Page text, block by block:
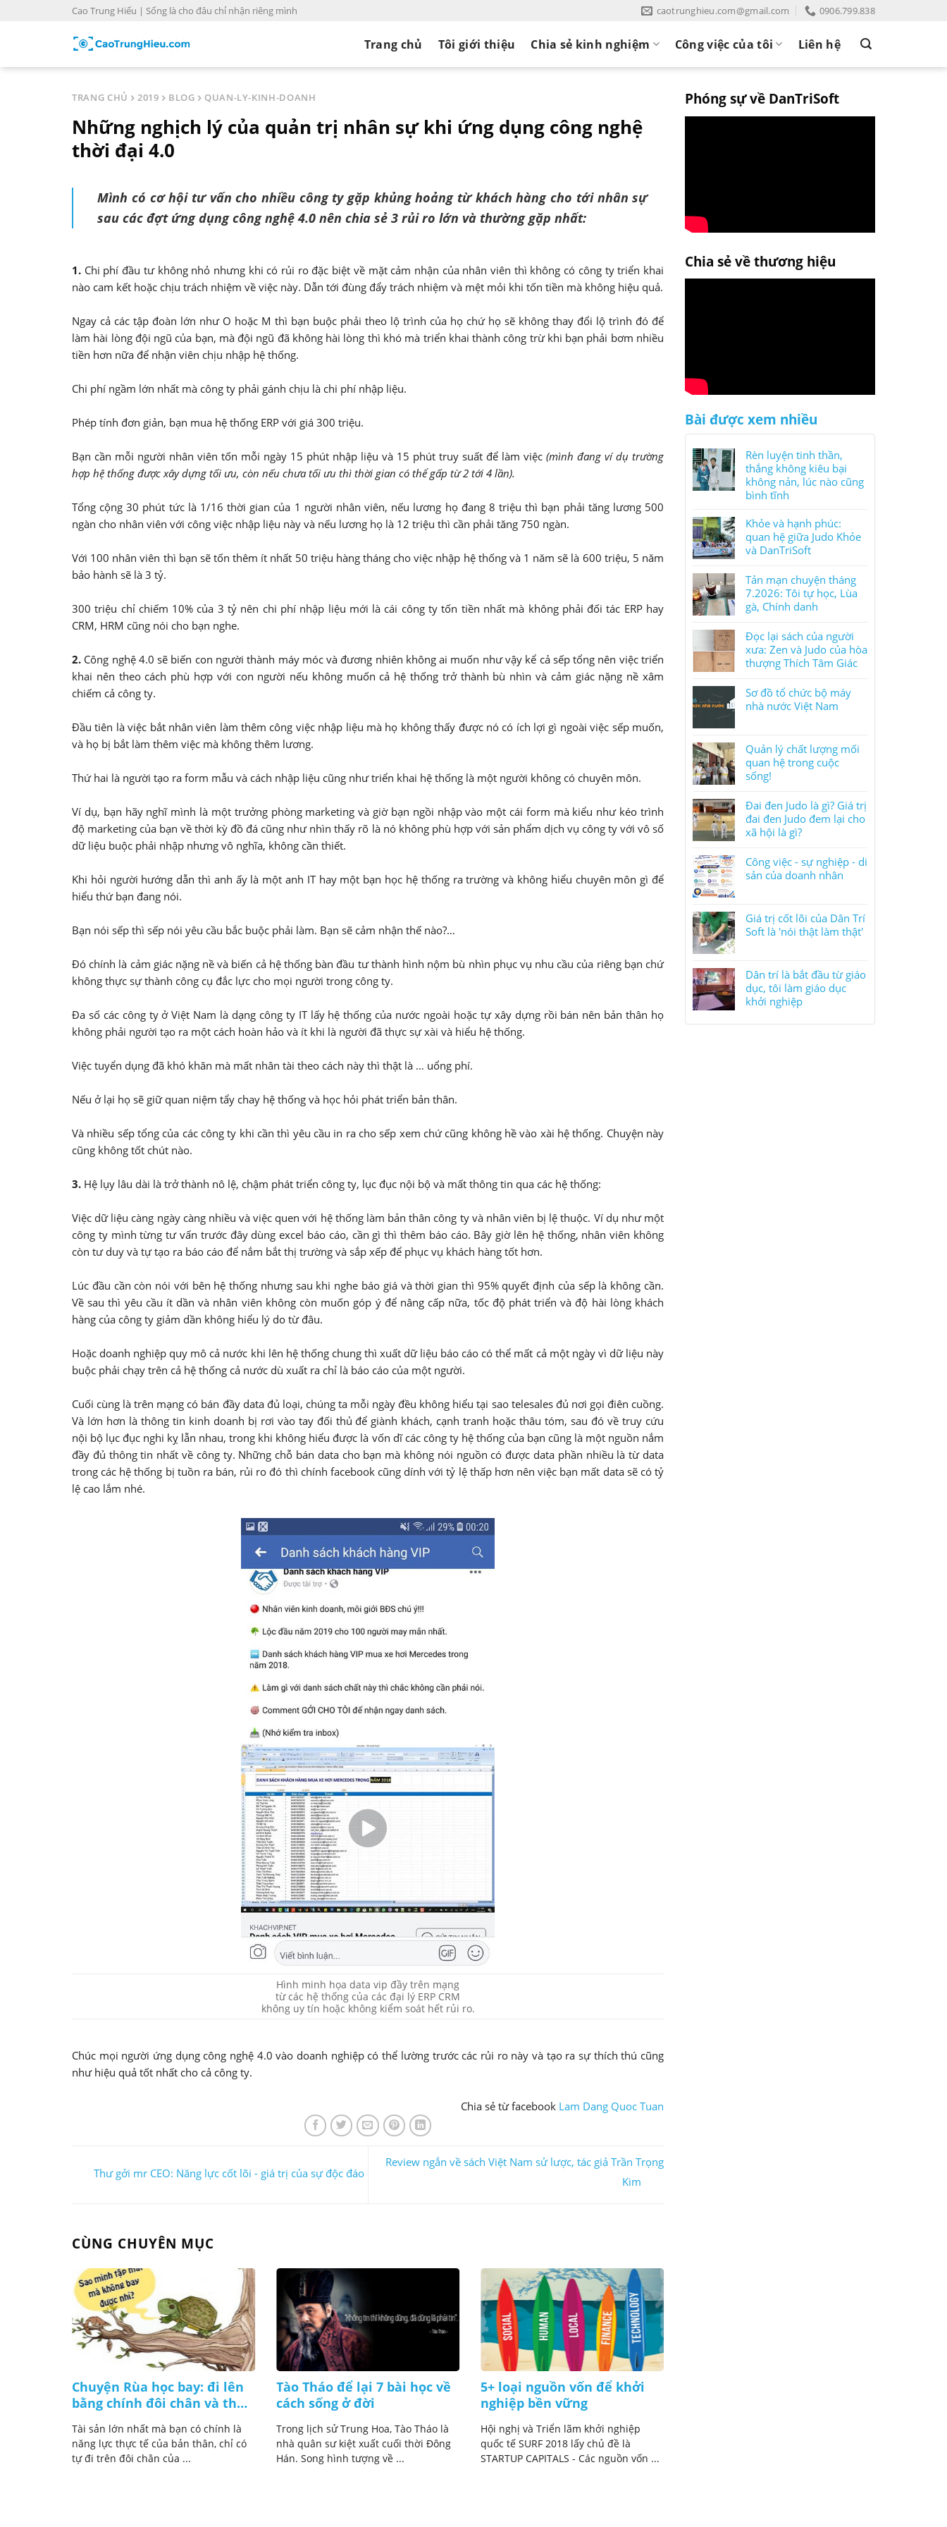
Cao Trung Hiếu | Sống là cho đâu chỉ nhận riêng mình caotrunghieu.com@gmail.com 0906.799.838
Trang chủ Tôi giới thiệu Chia sẻ kinh nghiệm Công việc của tôi Liên hệ
TRANG CHỦ 2019 BLOG QUAN-LY-KINH-DOANH
Những nghịch lý của quản trị nhân sự khi ứng dụng công nghệ
thời đại 4.0
Mình có cơ hội tư vấn cho nhiều công ty gặp khủng hoảng từ khách hàng cho tới nhân sự
sau các đợt ứng dụng công nghệ 4.0 nên chia sẻ 3 rủi ro lớn và thường gặp nhất:
1. Chi phí đầu tư không nhỏ nhưng khi có rủi ro đặc biệt về mặt cảm nhận của nhân viên thì không có công ty triển khai
nào cam kết hoặc chịu trách nhiệm về việc này. Dẫn tới đùng đẩy trách nhiệm và mệt mỏi khi tốn tiền mà không hiệu quả.
Ngay cả các tập đoàn lớn như O hoặc M thì bạn buộc phải theo lộ trình của họ chứ họ sẽ không thay đổi lộ trình đó để
làm hài lòng đội ngũ của bạn, mà đội ngũ đã không hài lòng thì khó mà triển khai thành công trừ khi bạn phải bơm nhiều
tiền hơn nữa để nhận viên chịu nhập hệ thống.
Chi phí ngầm lớn nhất mà công ty phải gánh chịu là chi phí nhập liệu.
Phép tính đơn giản, bạn mua hệ thống ERP với giá 300 triệu.
Bạn cần mỗi người nhân viên tốn mỗi ngày 15 phút nhập liệu và 15 phút truy suất để làm việc (mình đang ví dụ trường
hợp hệ thống được xây dựng tối ưu, còn nếu chưa tối ưu thì thời gian có thể gấp từ 2 tới 4 lần).
Tổng cộng 30 phút tức là 1/16 thời gian của 1 người nhân viên, nếu lương họ đang 8 triệu thì bạn phải tăng lương 500
ngàn cho nhân viên với công việc nhập liệu này và nếu lương họ là 12 triệu thì cần phải tăng 750 ngàn.
Với 100 nhân viên thì bạn sẽ tốn thêm ít nhất 50 triệu hàng tháng cho việc nhập hệ thống và 1 năm sẽ là 600 triệu, 5 năm
bảo hành sẽ là 3 tỷ.
300 triệu chỉ chiếm 10% của 3 tỷ nên chi phí nhập liệu mới là cái công ty tốn tiền nhất mà không phải đối tác ERP hay
CRM, HRM cũng nói cho bạn nghe.
2. Công nghệ 4.0 sẽ biến con người thành máy móc và đương nhiên không ai muốn như vậy kể cả sếp tổng nên việc triển
khai nên theo cách phù hợp với con người nếu không muốn cả hệ thống trở thành bù nhìn và cảm giác nặng nề xâm
chiếm cả công ty.
Đầu tiên là việc bắt nhân viên làm thêm công việc nhập liệu mà họ không thấy được nó có ích lợi gì ngoài việc sếp muốn,
và họ bị bắt làm thêm việc mà không thêm lương.
Thứ hai là người tạo ra form mẫu và cách nhập liệu cũng như triển khai hệ thống là một người không có chuyên môn.
Ví dụ, bạn hãy nghĩ mình là một trưởng phòng marketing và giờ bạn ngồi nhập vào một cái form mà kiểu như kéo trình
độ marketing của bạn về thời kỳ đồ đá cũng như nhìn thấy rõ là nó không phù hợp với sản phẩm dịch vụ công ty với vô số
dữ liệu buộc phải nhập nhưng vô nghĩa, không cần thiết.
Khi hỏi người hướng dẫn thì anh ấy là một anh IT hay một bạn học hệ thống ra trường và không hiểu chuyên môn gì để
hiểu thứ bạn đang nói.
Bạn nói sếp thì sếp nói yêu cầu bắc buộc phải làm. Bạn sẽ cảm nhận thế nào?…
Đó chính là cảm giác nặng nề và biến cả hệ thống bàn đầu tư thành hình nộm bù nhìn phục vụ nhu cầu của riêng bạn chứ
không thực sự thành công cụ đắc lực cho mọi người trong công ty.
Đa số các công ty ở Việt Nam là dạng công ty IT lấy hệ thống của nước ngoài hoặc tự xây dựng rồi bán nên bản thân họ
không phải người tạo ra một cách hoàn hảo và ít khi là người đã thực sự xài và hiểu hệ thống.
Việc tuyển dụng đã khó khăn mà mất nhân tài theo cách này thì thật là … uổng phí.
Nếu ở lại họ sẽ giữ quan niệm tẩy chay hệ thống và học hỏi phát triển bản thân.
Và nhiều sếp tổng của các công ty khi cần thì yêu cầu in ra cho sếp xem chứ cũng không hề vào xài hệ thống. Chuyện này
cũng không tốt chút nào.
3. Hệ lụy lâu dài là trở thành nô lệ, chậm phát triển công ty, lục đục nội bộ và mất thông tin qua các hệ thống:
Việc dữ liệu càng ngày càng nhiều và việc quen với hệ thống làm bản thân công ty và nhân viên bị lệ thuộc. Ví dụ như một
công ty mình từng tư vấn trước đây dùng excel báo cáo, cần gì thì thêm báo cáo. Bây giờ lên hệ thống, nhân viên không
còn tư duy và tự tạo ra báo cáo để nắm bắt thị trường và sắp xếp để phục vụ khách hàng tốt hơn.
Lúc đầu cần còn nói với bên hệ thống nhưng sau khi nghe báo giá và thời gian thì 95% quyết định của sếp là không cần.
Về sau thì yêu cầu ít dần và nhân viên không còn muốn góp ý để nâng cấp nữa, tốc độ phát triển và độ hài lòng khách
hàng của công ty giảm dần không hiểu lý do từ đâu.
Hoặc doanh nghiệp quy mô cả nước khi lên hệ thống chung thì xuất dữ liệu báo cáo có thể mất cả một ngày vì dữ liệu này
buộc phải chạy trên cả hệ thống cả nước dù xuất ra chỉ là báo cáo của một người.
Cuối cùng là trên mạng có bán đầy data đủ loại, chúng ta mỗi ngày đều không hiểu tại sao telesales đủ nơi gọi điên cuồng.
Và lớn hơn là thông tin kinh doanh bị rơi vào tay đối thủ để giành khách, cạnh tranh hoặc thâu tóm, sau đó về truy cứu
nội bộ lục đục nghi kỵ lẫn nhau, trong khi không hiểu được là vốn dĩ các công ty hệ thống của bạn cũng là một nguồn nắm
đầy đủ thông tin nhất về công ty. Những chỗ bán data cho bạn mà không nói nguồn có được data phần nhiều là từ data
trong các hệ thống bị tuồn ra bán, rủi ro đó thì chính facebook cũng dính với tỷ lệ thấp hơn nên việc bạn mất data sẽ có tỷ
lệ cao lắm nhé.
Hình minh họa data vip đầy trên mạng
từ các hệ thống của các đại lý ERP CRM
không uy tín hoặc không kiểm soát hết rủi ro.
Chúc mọi người ứng dụng công nghệ 4.0 vào doanh nghiệp có thể lường trước các rủi ro này và tạo ra sự thích thú cũng
như hiệu quả tốt nhất cho cả công ty.
Chia sẻ từ facebook Lam Dang Quoc Tuan
Thư gởi mr CEO: Năng lực cốt lõi - giá trị của sự độc đáo
Review ngắn về sách Việt Nam sử lược, tác giả Trần Trọng
Kim
CÙNG CHUYÊN MỤC
Chuyện Rùa học bay: đi lên
bằng chính đôi chân và thực
Tài sản lớn nhất mà bạn có chính là
năng lực thực tế của bản thân, chỉ có
tự đi trên đôi chân của ...
Tào Tháo để lại 7 bài học về
cách sống ở đời
Trong lịch sử Trung Hoa, Tào Tháo là
nhà quân sư kiệt xuất cuối thời Đông
Hán. Song hình tượng về ...
5+ loại nguồn vốn để khởi
nghiệp bền vững
Hội nghị và Triển lãm khởi nghiệp
quốc tế SURF 2018 lấy chủ đề là
STARTUP CAPITALS - Các nguồn vốn ...
Phóng sự về DanTriSoft
Chia sẻ về thương hiệu
Bài được xem nhiều
Rèn luyện tinh thần,
thắng không kiêu bại
không nản, lúc nào cũng
bình tĩnh
Khỏe và hạnh phúc:
quan hệ giữa Judo Khỏe
và DanTriSoft
Tản mạn chuyện tháng
7.2026: Tôi tự học, Lùa
gà, Chính danh
Đọc lại sách của người
xưa: Zen và Judo của hòa
thượng Thích Tâm Giác
Sơ đồ tổ chức bộ máy
nhà nước Việt Nam
Quản lý chất lượng mối
quan hệ trong cuộc
sống!
Đai đen Judo là gì? Giá trị
đai đen Judo đem lại cho
xã hội là gì?
Công việc - sự nghiệp - di
sản của doanh nhân
Giá trị cốt lõi của Dân Trí
Soft là 'nói thật làm thật'
Dân trí là bắt đầu từ giáo
dục, tôi làm giáo dục
khởi nghiệp